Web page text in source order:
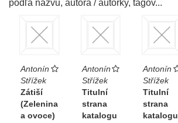
podľa názvu, autora / autorky, tagov...
Antonín
Střížek
Zátiší
(Zelenina
a ovoce)
Antonín
Střížek
Titulní
strana
katalogu
Antonín
Střížek
Titulní
strana
katalogu